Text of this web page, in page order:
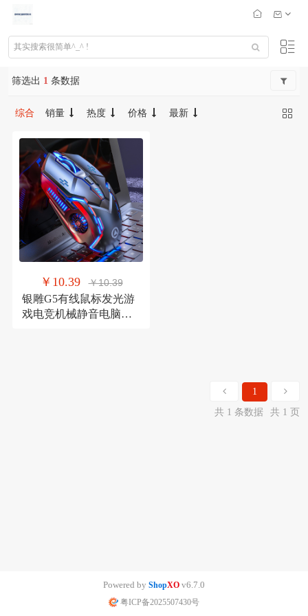
筛选出 1 条数据
综合 销量 热度 价格 最新
￥10.39 ￥10.39
银雕G5有线鼠标发光游
戏电竞机械静音电脑配
1
共 1 条数据
共 1 页
Powered by ShopXO v6.7.0
粤ICP备2025507430号